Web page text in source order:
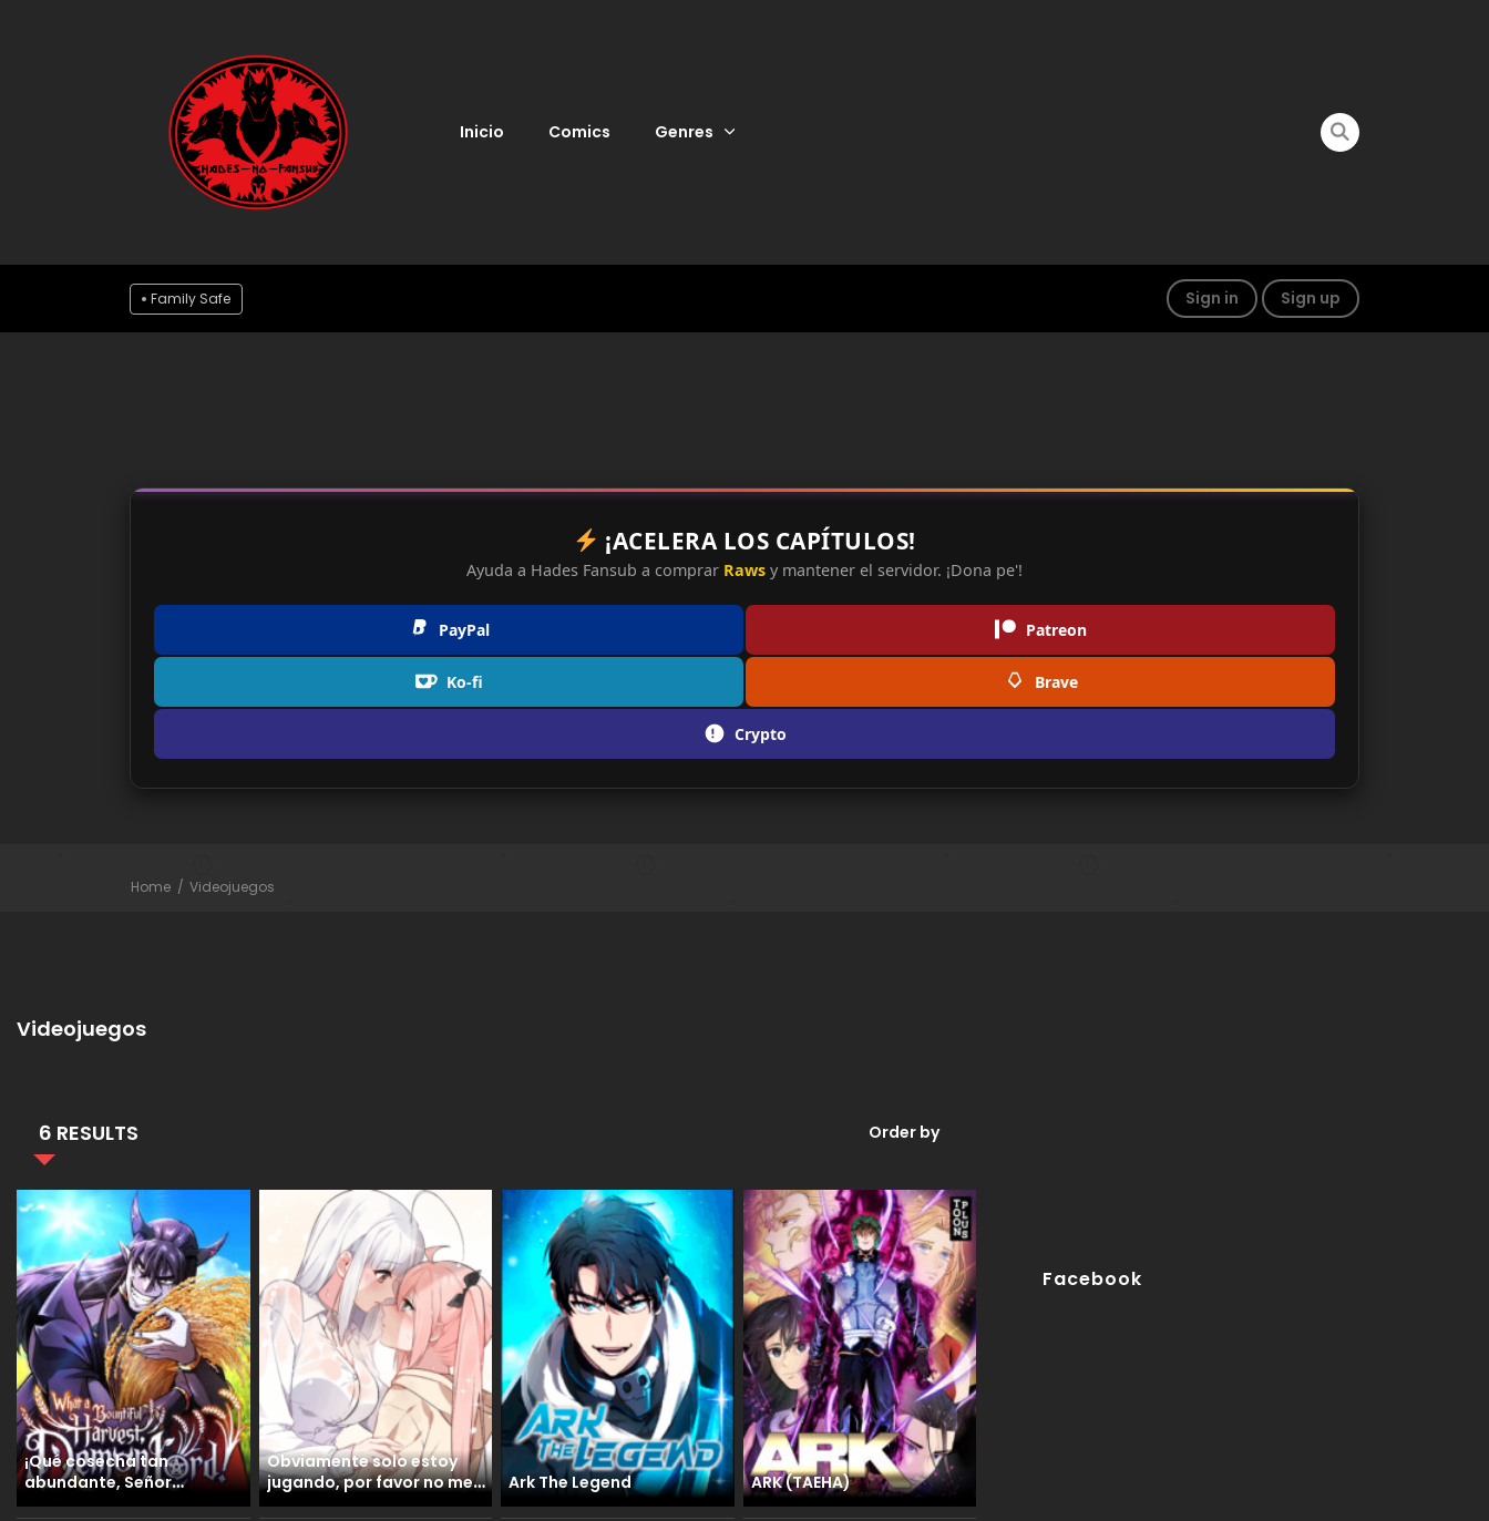
Inicio Comics Genres
Family Safe Sign in Sign up
¡ACELERA LOS CAPÍTULOS!
Ayuda a Hades Fansub a comprar Raws y mantener el servidor. ¡Dona pe'!
PayPal Patreon
Ko-fi Brave
Crypto
Home Videojuegos
Videojuegos
6 RESULTS Order by
¡Qué cosecha tan
abundante, Señor
Demonio!
Obviamente solo estoy
jugando, por favor no me
involucres en una relación
Ark The Legend ARK (TAEHA)
Facebook